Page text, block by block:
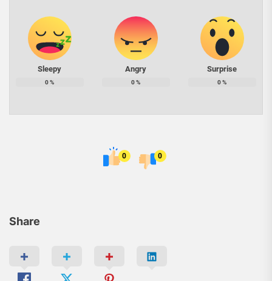
Share
Sleepy
0%
Angry
0%
Surprise
0%
0 0